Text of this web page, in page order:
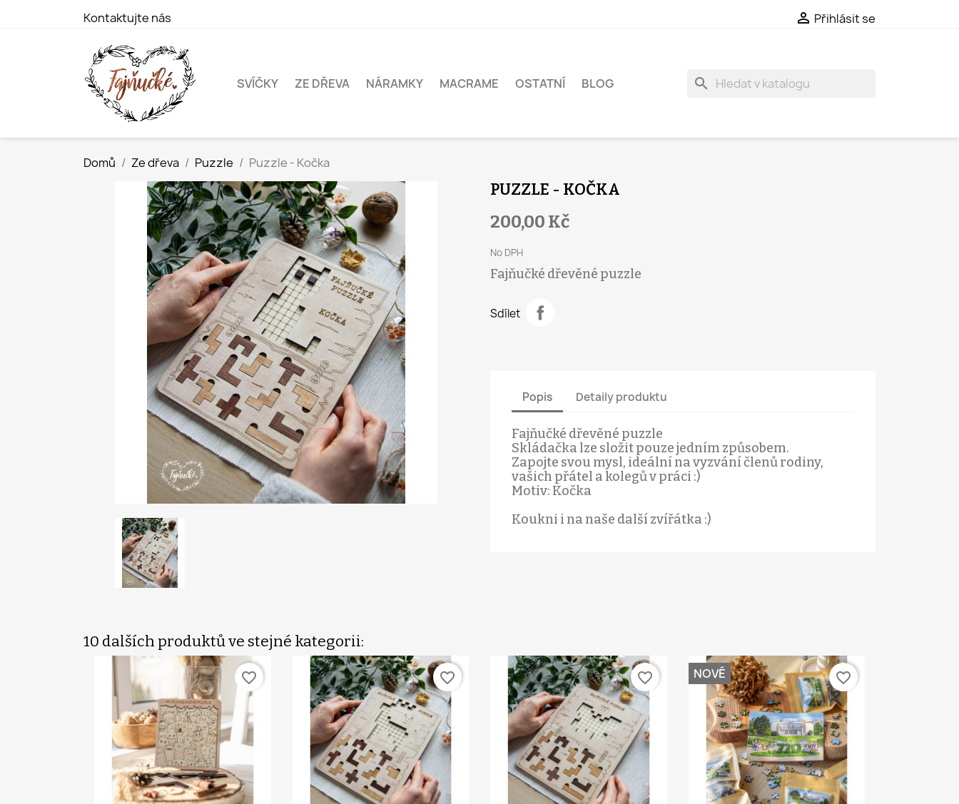
Kontaktujte nás  Přihlásit se
SVÍČKY ZE DŘEVA NÁRAMKY MACRAME OSTATNÍ BLOG search
Domů Ze dřeva Puzzle Puzzle - Kočka
PUZZLE - KOČKA
200,00 Kč
No DPH
Fajňučké dřevěné puzzle
Sdílet
Popis Detaily produktu
Fajňučké dřevěné puzzle
Skládačka lze složit pouze jedním způsobem.
Zapojte svou mysl, ideální na vyzvání členů rodiny,
vašich přátel a kolegů v práci :)
Motiv: Kočka
Koukni i na naše další zvířátka :)
10 dalších produktů ve stejné kategorii:
favorite_border favorite_border favorite_border NOVÉ favorite_border